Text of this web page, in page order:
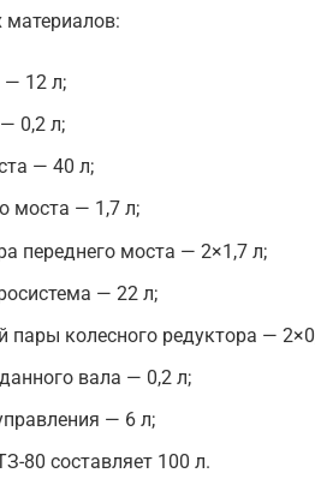
— 12 л;
0,2 л;
— 40 л;
моста — 1,7 л;
переднего моста — 2×1,7 л;
— 22 л;
пары колесного редуктора —
вала — 0,2 л;
— 6 л;
80 составляет 100 л.